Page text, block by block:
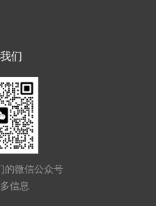
们
的微信公众号
信息